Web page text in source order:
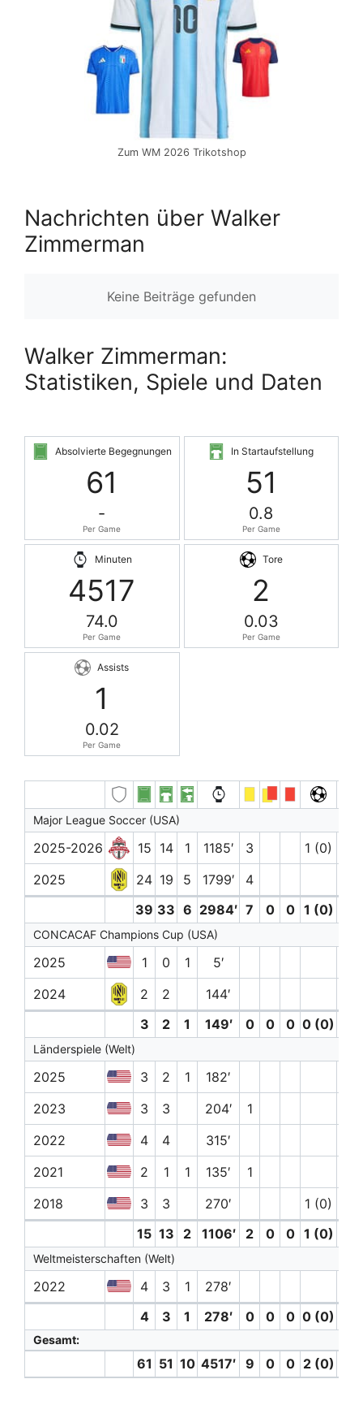
Zum WM 2026 Trikotshop
Nachrichten über Walker
Zimmerman
Keine Beiträge gefunden
Walker Zimmerman:
Statistiken, Spiele und Daten
Absolvierte Begegnungen
61
-
Per Game
In Startaufstellung
51
0.8
Per Game
Minuten
4517
74.0
Per Game
Tore
2
0.03
Per Game
Assists
1
0.02
Per Game
Major League Soccer (USA)
2025-2026 15 14 1 1185′ 3
1 (0)
2025
24 19 5 1799′ 4
39 33 6 2984′ 7 0 0 1 (0)
CONCACAF Champions Cup (USA)
2025 1 0 1
5′
2024
2 2
144′
3
2 1 149′ 0 0 0 0 (0)
Länderspiele (Welt)
2025 3 2 1
182′
2023
3 3 204′
1
2022
4 4
315′
2021
2 1 1 135′
1
2018
3 3 270′
1 (0)
15 13 2 1106′ 2 0 0 1 (0)
Weltmeisterschaften (Welt)
2022 4 3 1
278′
4
3 1 278′ 0 0 0 0 (0)
Gesamt:
61 51 10 4517′ 9 0 0 2 (0)